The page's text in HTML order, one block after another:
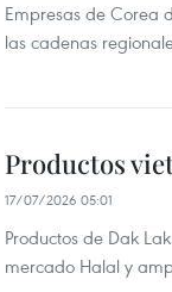
Empresas de Corea
las cadenas
Productos
17/07/2026 05:01
Productos de Dak
mercado Halal y